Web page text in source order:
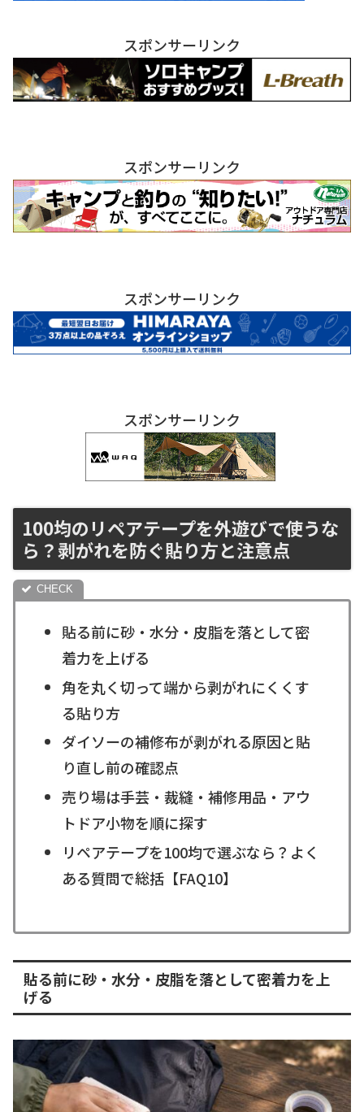
スポンサーリンク
スポンサーリンク
スポンサーリンク
スポンサーリンク
100均のリペアテープを外遊びで使うな
ら？剥がれを防ぐ貼り方と注意点
貼る前に砂・水分・皮脂を落として密
着力を上げる
角を丸く切って端から剥がれにくくす
る貼り方
ダイソーの補修布が剥がれる原因と貼
り直し前の確認点
売り場は手芸・裁縫・補修用品・アウ
トドア小物を順に探す
リペアテープを100均で選ぶなら？よく
ある質問で総括【FAQ10】
貼る前に砂・水分・皮脂を落として密着力を上
げる